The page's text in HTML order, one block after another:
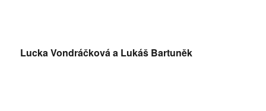
Lucka Vondráčková a Lukáš Bartuněk